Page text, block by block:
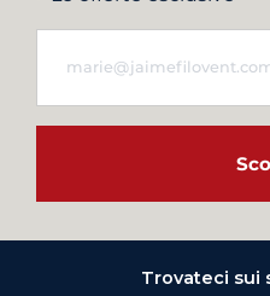
Trovateci sui